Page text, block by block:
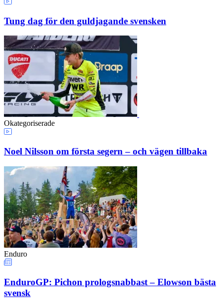
Tung dag för den guldjagande svensken
Okategoriserade
Noel Nilsson om första segern – och vägen tillbaka
Enduro
EnduroGP: Pichon prologsnabbast – Elowson bästa
svensk